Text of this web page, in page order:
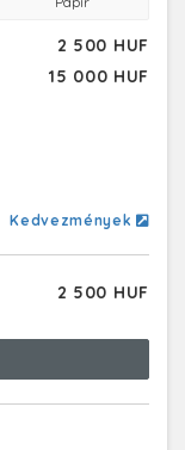
2 500 HUF
15 000 HUF
Kedvezmények
2 500 HUF